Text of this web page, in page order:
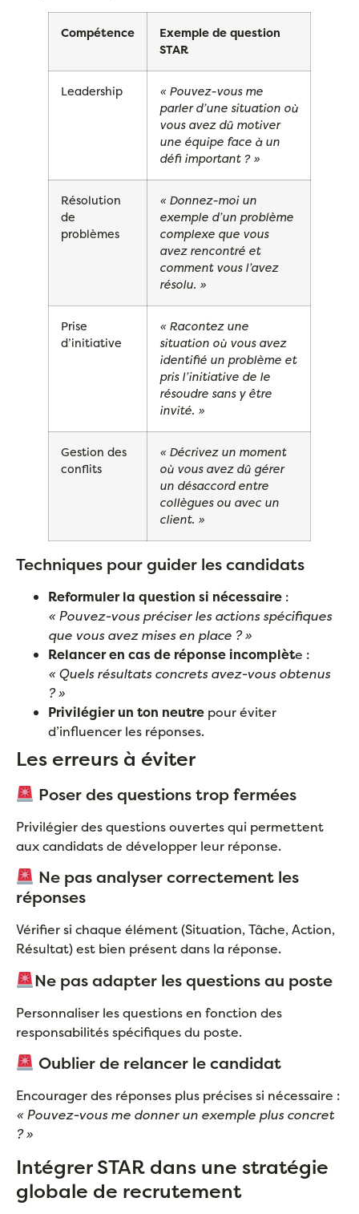
Compétence
Exemple de question
STAR
Leadership
« Pouvez-vous me
parler d’une situation où
vous avez dû motiver
une équipe face à un
défi important ? »
Résolution
de
problèmes
« Donnez-moi un
exemple d’un problème
complexe que vous
avez rencontré et
comment vous l’avez
résolu. »
Prise
d’initiative
« Racontez une
situation où vous avez
identifié un problème et
pris l’initiative de le
résoudre sans y être
invité. »
Gestion des
conflits
« Décrivez un moment
où vous avez dû gérer
un désaccord entre
collègues ou avec un
client. »
Techniques pour guider les candidats
Reformuler la question si nécessaire :
« Pouvez-vous préciser les actions spécifiques
que vous avez mises en place ? »
Relancer en cas de réponse incomplète :
« Quels résultats concrets avez-vous obtenus
? »
Privilégier un ton neutre pour éviter
d’influencer les réponses.
Les erreurs à éviter
Poser des questions trop fermées
Privilégier des questions ouvertes qui permettent
aux candidats de développer leur réponse.
Ne pas analyser correctement les
réponses
Vérifier si chaque élément (Situation, Tâche, Action,
Résultat) est bien présent dans la réponse.
Ne pas adapter les questions au poste
Personnaliser les questions en fonction des
responsabilités spécifiques du poste.
Oublier de relancer le candidat
Encourager des réponses plus précises si nécessaire :
« Pouvez-vous me donner un exemple plus concret
? »
Intégrer STAR dans une stratégie
globale de recrutement